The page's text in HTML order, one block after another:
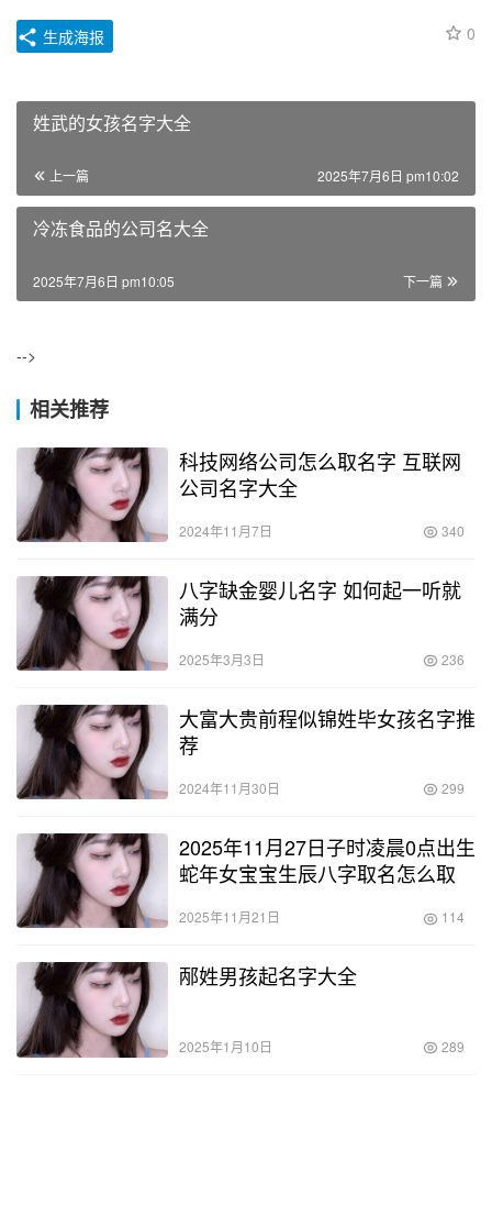
宸字取名的寓意，如若转载，请注明出处：
姓武的女孩名字大全
上一篇 2025年7月6日 pm10:02
冷冻食品的公司名大全
-->
科技网络公司怎么取名字 互联网
八字缺金婴儿名字 如何起一听就